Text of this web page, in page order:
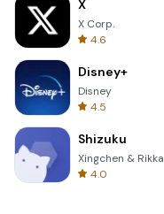
X
X Corp.
4.6
Disney+
Disney
4.5
Shizuku
Xingchen & Rikka
4.0